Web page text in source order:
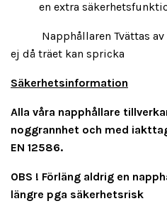
en extra
Napphållaren Tvättas av
ej då träet kan spricka
Säkerhetsinformation
Alla våra napphållare
noggrannhet och med
EN 12586.
OBS ! Förläng aldrig en
längre pga säkerhetsrisk